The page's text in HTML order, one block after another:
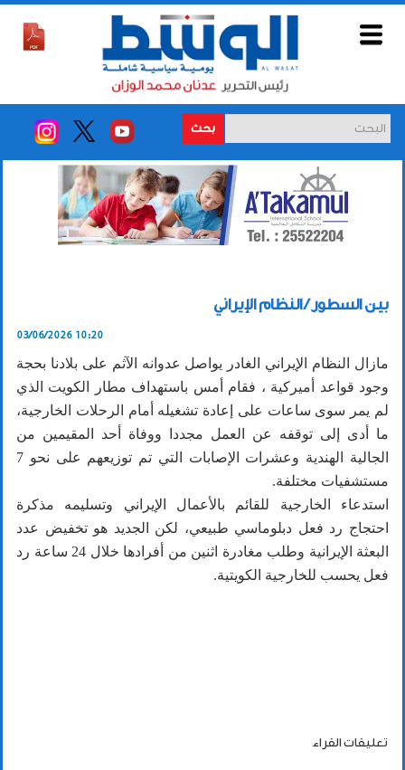
بحث
بين السطور / النظام الإيراني
03/06/2026 10:20
مازال النظام الإيراني الغادر يواصل عدوانه الآثم على بلادنا بحجة
وجود قواعد أميركية ، فقام أمس باستهداف مطار الكويت الذي
لم يمر سوى ساعات على إعادة تشغيله أمام الرحلات الخارجية،
ما أدى إلى توقفه عن العمل مجددا ووفاة أحد المقيمين من
الجالية الهندية وعشرات الإصابات التي تم توزيعهم على نحو 7
مستشفيات مختلفة.
استدعاء الخارجية للقائم بالأعمال الإيراني وتسليمه مذكرة
احتجاج رد فعل دبلوماسي طبيعي، لكن الجديد هو تخفيض عدد
البعثة الإيرانية وطلب مغادرة اثنين من أفرادها خلال 24 ساعة رد
فعل يحسب للخارجية الكويتية.
تعليقات القراء